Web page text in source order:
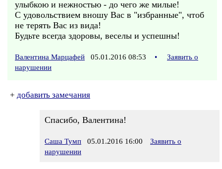
улыбкою и нежностью - до чего же милые!
С удовольствием вношу Вас в "избранные", чтоб
не терять Вас из вида!
Будьте всегда здоровы, веселы и успешны!
Валентина Марцафей 05.01.2016 08:53 •
Заявить о
нарушении
+ добавить замечания
Спасибо, Валентина!
Саша Тумп 05.01.2016 16:00
Заявить о
нарушении